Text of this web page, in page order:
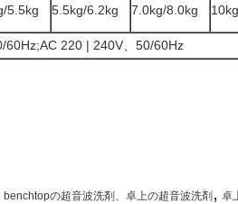
5.5kg 5.5kg/6.2kg 7.0kg/8.0kg
60Hz;AC 220 | 240V、50/60Hz
benchtopの超音波洗剤、卓上の超音波洗剤 , 卓